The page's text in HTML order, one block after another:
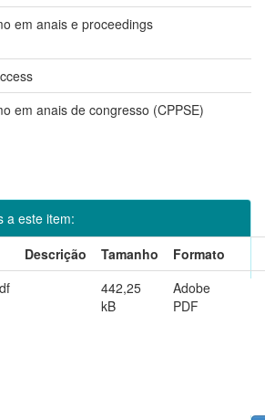
em anais e proceedings
em anais de congresso (CPPSE)
a este item:
Descrição Tamanho
Formato
442,25
kB
Adobe
PDF